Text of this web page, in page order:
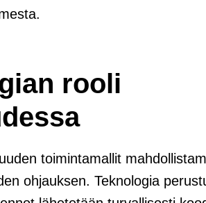
rooli
toimintamallit
ohjauksen. Teknologia